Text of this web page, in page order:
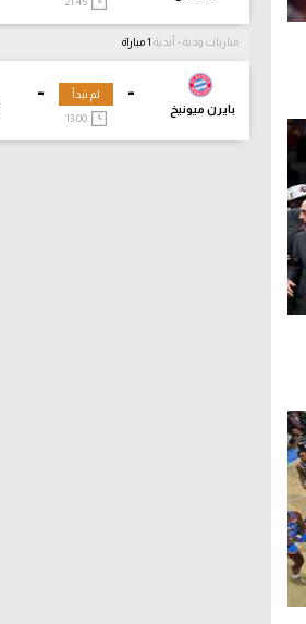
مباريات ودية - أندية
-
بايرن ميونيخ
-
لم تبدأ